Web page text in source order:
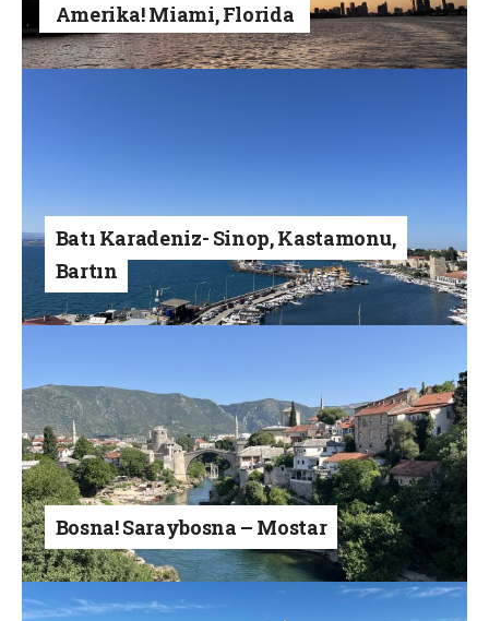
Amerika! Miami, Florida
Batı Karadeniz- Sinop, Kastamonu,
Bartın
Bosna! Saraybosna – Mostar